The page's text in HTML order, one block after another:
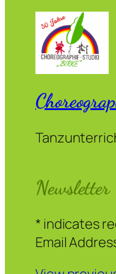
Newsletter
* indicates
Email